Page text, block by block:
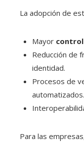
La adopción de
Mayor
Reducción de
identidad.
Procesos de
automatizados.
Para las